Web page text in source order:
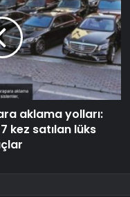
aklama yolları:
kez satılan lüks